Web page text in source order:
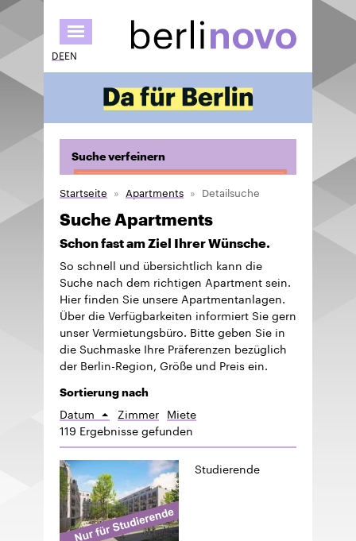
zum
Inhalt
DEEN
Suche verfeinern
Startseite Apartments Detailsuche
Suche Apartments
Schon fast am Ziel Ihrer Wünsche.
So schnell und übersichtlich kann die
Suche nach dem richtigen Apartment sein.
Hier finden Sie unsere Apartmentanlagen.
Über die Verfügbarkeiten informiert Sie gern
unser Vermietungsbüro. Bitte geben Sie in
die Suchmaske Ihre Präferenzen bezüglich
der Berlin-Region, Größe und Preis ein.
Sortierung nach
Datum Aufsteigend
sortieren
Zimmer Miete
119 Ergebnisse gefunden
Studierende